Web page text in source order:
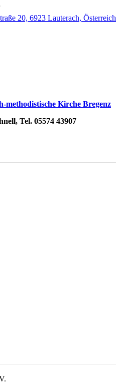
20, 6923 Lauterach, Österreich
methodistische Kirche Bregenz
Tel. 05574 43907